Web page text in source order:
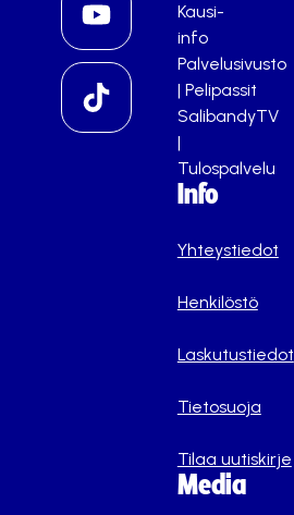
Kausi-
info
Palvelusivusto
| Pelipassit
SalibandyTV
|
Tulospalvelu
Info
Yhteystiedot
Henkilöstö
Laskutustiedot
Tietosuoja
Tilaa uutiskirje
Media